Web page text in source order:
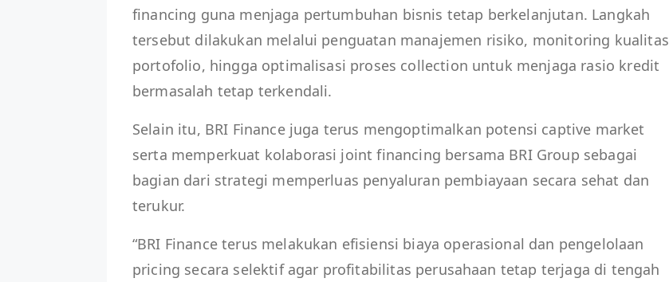
financing guna menjaga pertumbuhan bisnis tetap berkelanjutan. Langkah
tersebut dilakukan melalui penguatan manajemen risiko, monitoring kualitas
portofolio, hingga optimalisasi proses collection untuk menjaga rasio kredit
bermasalah tetap terkendali.
Selain itu, BRI Finance juga terus mengoptimalkan potensi captive market
serta memperkuat kolaborasi joint financing bersama BRI Group sebagai
bagian dari strategi memperluas penyaluran pembiayaan secara sehat dan
terukur.
“BRI Finance terus melakukan efisiensi biaya operasional dan pengelolaan
pricing secara selektif agar profitabilitas perusahaan tetap terjaga di tengah